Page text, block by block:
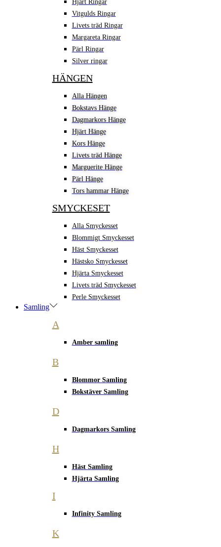
Hjärt Ringar
Vitgulds Ringar
Livets träd Ringar
Margareta Ringar
Pärl Ringar
Silver ringar
HÄNGEN
Alla Hängen
Bokstavs Hänge
Dagmarkors Hänge
Hjärt Hänge
Kors Hänge
Livets träd Hänge
Marguerite Hänge
Pärl Hänge
Tors hammar Hänge
SMYCKESET
Alla Smyckesset
Blommigt Smyckesset
Häst Smyckesset
Hästsko Smyckesset
Hjärta Smyckesset
Livets träd Smyckesset
Perle Smyckesset
Samling
A
Amber samling
B
Blommor Samling
Bokstäver Samling
D
Dagmarkors Samling
H
Häst Samling
Hjärta Samling
I
Infinity Samling
K